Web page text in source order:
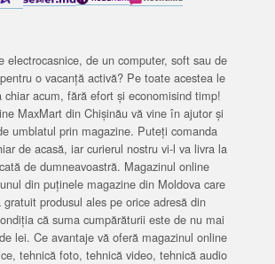
electrocasnice, de un computer, soft sau de
o vacanță activă? Pe toate acestea le
chiar acum, fără efort și economisind timp!
MaxMart din Chișinău vă vine în ajutor și
umblatul prin magazine. Puteți comanda
de acasă, iar curierul nostru vi-l va livra la
de dumneavoastră. Magazinul online
din puținele magazine din Moldova care
gratuit produsul ales pe orice adresă din
că suma cumpărăturii este de nu mai
lei. Ce avantaje vă oferă magazinul online
tehnică foto, tehnică video, tehnică audio